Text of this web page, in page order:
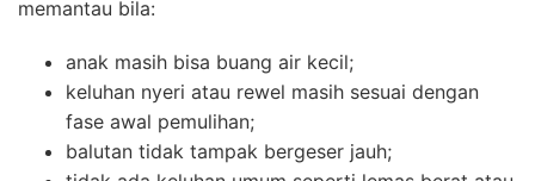
memantau bila:
anak masih bisa buang air kecil;
keluhan nyeri atau rewel masih sesuai dengan
fase awal pemulihan;
balutan tidak tampak bergeser jauh;